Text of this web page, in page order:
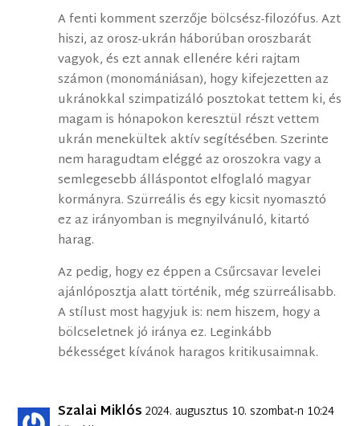
A fenti komment szerzője bölcsész-filozófus. Azt
hiszi, az orosz-ukrán háborúban oroszbarát
vagyok, és ezt annak ellenére kéri rajtam
számon (monomániásan), hogy kifejezetten az
ukránokkal szimpatizáló posztokat tettem ki, és
magam is hónapokon keresztül részt vettem
ukrán menekültek aktív segítésében. Szerinte
nem haragudtam eléggé az oroszokra vagy a
semlegesebb álláspontot elfoglaló magyar
kormányra. Szürreális és egy kicsit nyomasztó
ez az irányomban is megnyilvánuló, kitartó
harag.
Az pedig, hogy ez éppen a Csűrcsavar levelei
ajánlóposztja alatt történik, még szürreálisabb.
A stílust most hagyjuk is: nem hiszem, hogy a
bölcseletnek jó iránya ez. Leginkább
békességet kívánok haragos kritikusaimnak.
Szalai Miklós 2024. augusztus 10. szombat-n 10:24